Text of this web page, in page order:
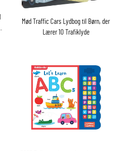
Mød Traffic Cars Lydbog til Børn, der
Lærer 10 Trafiklyde